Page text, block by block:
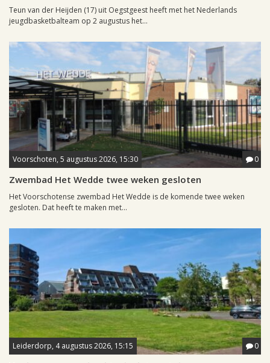
Teun van der Heijden (17) uit Oegstgeest heeft met het Nederlands
jeugdbasketbalteam op 2 augustus het...
Voorschoten, 5 augustus 2026, 15:30 0
Zwembad Het Wedde twee weken gesloten
Het Voorschotense zwembad Het Wedde is de komende twee weken
gesloten. Dat heeft te maken met...
Leiderdorp, 4 augustus 2026, 15:15 0